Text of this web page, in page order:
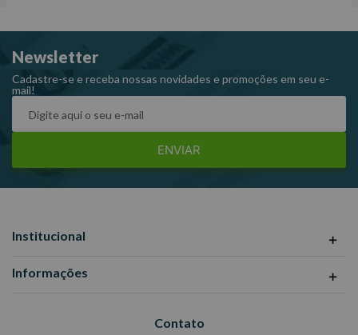
Garantia: 3 meses Fabricante: MTX -Imagens meramente
ilustrativas -Todas as informações divulgadas são de
responsabilidade do Fabricante/ Fornecedor.
Newsletter
Cadastre-se e receba nossas novidades e promoções em seu e-
mail!
ENVIAR
Institucional
Informações
Contato